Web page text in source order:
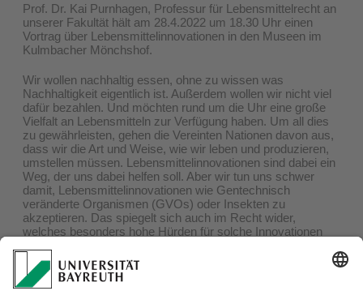
Prof. Dr. Kai Purnhagen, Professur für Lebensmittelrecht an
unserer Fakultät hält am 28.4.2022 um 18.30 Uhr einen
Vortrag über Lebensmittelinnovationen in den Museen im
Kulmbacher Mönchshof.
Wir wollen nachhaltig essen, ohne zu wissen was
Nachhaltigkeit eigentlich ist. Außerdem wollen wir nicht viel
dafür bezahlen. Und möchten rund um die Uhr eine große
Vielfalt an Lebensmitteln zur Verfügung haben. Um all dies
zu gewährleisten, gehen die Vereinten Nationen davon aus,
dass wir die Art und Weise, wie wir leben und produzieren,
umstellen müssen. Lebensmittelinnovationen sind dabei ein
Weg, der uns dabei helfen soll. Aber wir tun uns schwer
damit, Lebensmittelinnovationen wie Gentechnisch
veränderte Organismen (GVOs) oder Insekten zu
akzeptieren. Das spiegelt sich auch im Recht wider,
welches besonders hohe Hürden für solche Innovationen
Wir laden alle Interessierten herzlich ein!